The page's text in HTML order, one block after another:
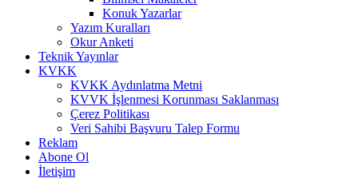
Konuk Yazarlar
Yazım Kuralları
Okur Anketi
Teknik Yayınlar
KVKK
KVKK Aydınlatma Metni
KVVK İşlenmesi Korunması Saklanması
Çerez Politikası
Veri Sahibi Başvuru Talep Formu
Reklam
Abone Ol
İletişim